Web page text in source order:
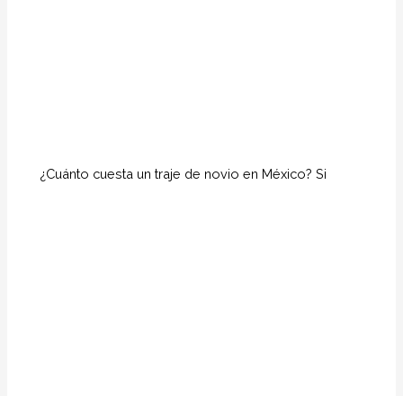
¿Cuánto cuesta un traje de novio en México? Si